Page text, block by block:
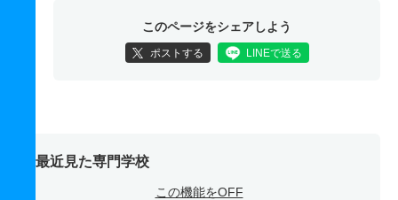
このページをシェアしよう
ポストする LINEで送る
最近見た専門学校
この機能をOFF